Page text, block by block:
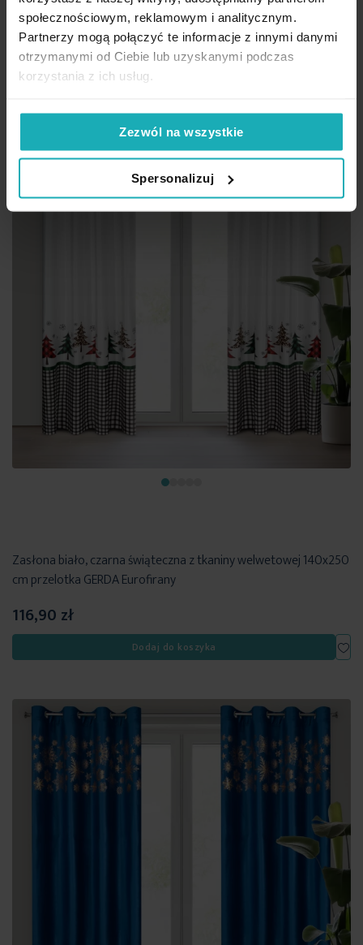
społecznościowym, reklamowym i analitycznym.
Partnerzy mogą połączyć te informacje z innymi danymi
otrzymanymi od Ciebie lub uzyskanymi podczas
korzystania z ich usług.
Zezwól na wszystkie
Spersonalizuj
110,53 zł
-30%
Najniższa cena z 30 dni przed obniżką:157,90 zł
Cena regularna:
157,90 zł
Dodaj do koszyka
Zasłona biało, czarna świąteczna z tkaniny welwetowej 140x250
cm przelotka GERDA Eurofirany
116,90 zł
Dodaj do koszyka